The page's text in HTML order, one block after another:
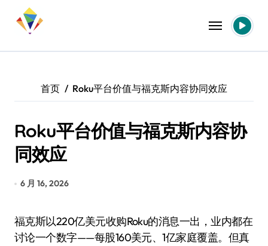
首页 Roku平台价值与福克斯内容协同效应
Roku平台价值与福克斯内容协
同效应
6 月 16, 2026
福克斯以220亿美元收购Roku的消息一出，业内都在
讨论一个数字——每股160美元、1亿家庭覆盖。但真